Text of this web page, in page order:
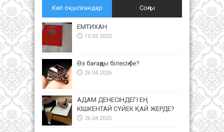
Көп оқылғандар Соңғы
ЕМТИХАН
15.05.2023
Өз бағаңды білесің бе?
26.04.2026
АДАМ ДЕНЕСІНДЕГІ ЕҢ
КІШКЕНТАЙ СҮЙЕК ҚАЙ ЖЕРДЕ?
26.04.2025